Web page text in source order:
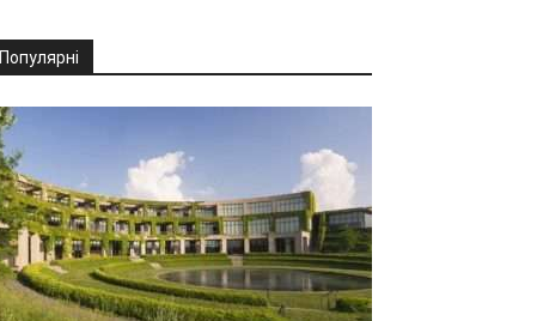
Популярні